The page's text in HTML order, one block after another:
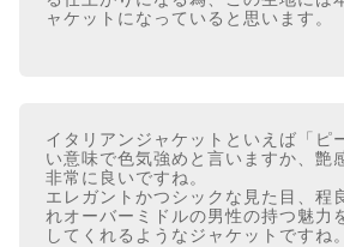
ャケットになっていると思います。
イタリアンジャケットといえば「ピ
い意味で色気強めと言いますか、艶
非常に良いですね。
エレガントかつシックな見た目、程
れオーバーミドルの男性の持つ魅力
してくれるようなジャケットですね。